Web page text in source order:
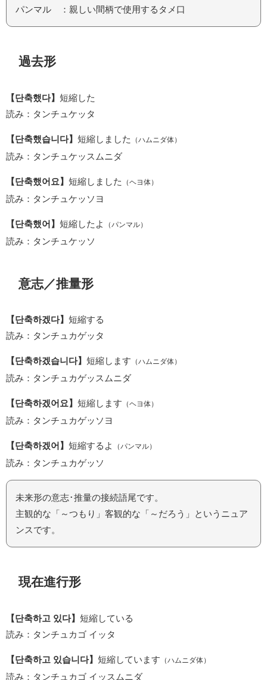
パンマル ：親しい間柄で使用するタメ口
過去形
【단축했다】 短縮した
読み：タンチュケッタ
【단축했습니다】 短縮しました （ハムニダ体）
読み：タンチュケッスムニダ
【단축했어요】 短縮しました （ヘヨ体）
読み：タンチュケッソヨ
【단축했어】 短縮したよ （パンマル）
読み：タンチュケッソ
意志／推量形
【단축하겠다】 短縮する
読み：タンチュカゲッタ
【단축하겠습니다】 短縮します （ハムニダ体）
読み：タンチュカゲッスムニダ
【단축하겠어요】 短縮します （ヘヨ体）
読み：タンチュカゲッソヨ
【단축하겠어】 短縮するよ （パンマル）
読み：タンチュカゲッソ
未来形の意志･推量の接続語尾です。
主観的な「～つもり」客観的な「～だろう」というニュア
ンスです。
現在進行形
【단축하고 있다】 短縮している
読み：タンチュカゴ イッタ
【단축하고 있습니다】 短縮しています （ハムニダ体）
読み：タンチュカゴ イッスムニダ